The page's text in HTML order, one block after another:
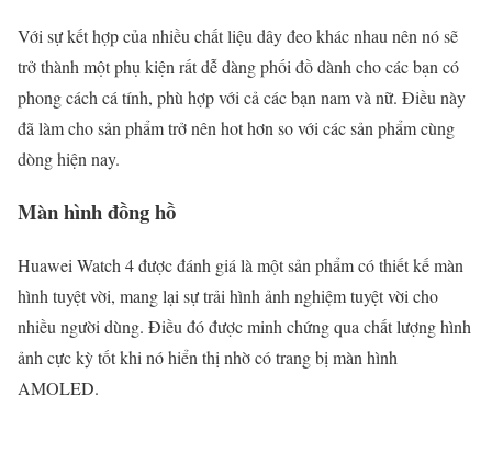
Với sự kết hợp của nhiều chất liệu dây đeo khác nhau nên nó sẽ
trở thành một phụ kiện rất dễ dàng phối đồ dành cho các bạn có
phong cách cá tính, phù hợp với cả các bạn nam và nữ. Điều này
đã làm cho sản phẩm trở nên hot hơn so với các sản phẩm cùng
dòng hiện nay.
Màn hình đồng hồ
Huawei Watch 4 được đánh giá là một sản phẩm có thiết kế màn
hình tuyệt vời, mang lại sự trải hình ảnh nghiệm tuyệt vời cho
nhiều người dùng. Điều đó được minh chứng qua chất lượng hình
ảnh cực kỳ tốt khi nó hiển thị nhờ có trang bị màn hình
AMOLED.